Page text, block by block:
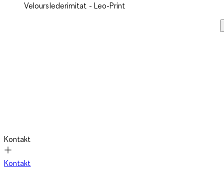
Velourslederimitat - Leo-Print
Kontakt
Kontakt